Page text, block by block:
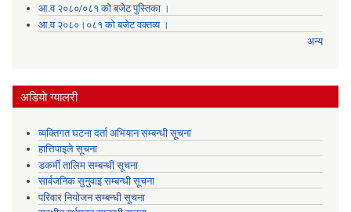
आ.व २०८०/०८१ को बजेट पुस्तिका ।
आ.व २०८०।०८१ को बजेट वक्तव्य ।
अन्य
अडियाे ग्यालरी
व्यक्तिगत घटना दर्ता अभियान सम्बन्धी सूचना
हात्तिपाइले सूचना
डकर्मी तालिम सम्बन्धी सूचना
सार्वजनिक सुनुवाइ सम्बन्धी सूचना
परिवार नियोजन सम्बन्धी सूचना